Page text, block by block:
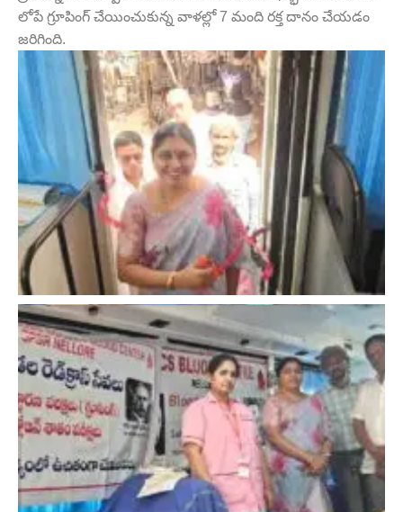
లోపే గ్రూపింగ్ చేయించుకున్న వాళల్లో 7 మంది రక్త దానం చేయడం
జరిగింది.